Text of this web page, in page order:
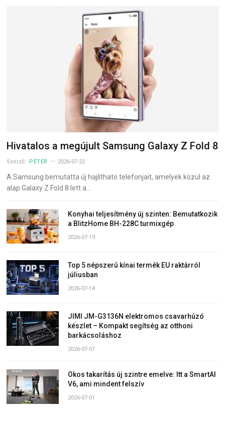
Hivatalos a megújult Samsung Galaxy Z Fold 8
Szerző: PÉTER 2026-07-22
A Samsung bemutatta új hajlítható telefonjait, amelyek közül az
alap Galaxy Z Fold 8 lett a…
Konyhai teljesítmény új szinten: Bemutatkozik
a BlitzHome BH-228C turmixgép
2026-07-19
Top 5 népszerű kínai termék EU raktárról
júliusban
2026-07-14
JIMI JM-G3136N elektromos csavarhúzó
készlet – Kompakt segítség az otthoni
barkácsoláshoz
2026-07-07
Okos takarítás új szintre emelve: Itt a SmartAI
V6, ami mindent felszív
2026-07-01